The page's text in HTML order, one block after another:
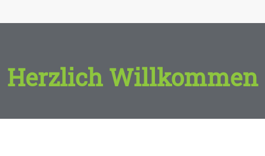
Herzlich Willkommen